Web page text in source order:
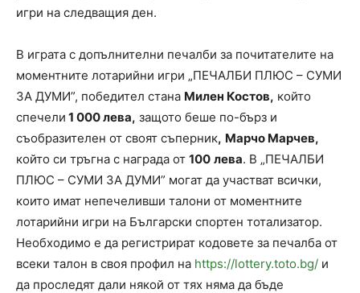
игри на следващия ден.
В играта с допълнителни печалби за почитателите на
моментните лотарийни игри „ПЕЧАЛБИ ПЛЮС – СУМИ
ЗА ДУМИ”, победител стана Милен Костов, който
спечели 1 000 лева, защото беше по-бърз и
съобразителен от своят съперник, Марчо Марчев,
който си тръгна с награда от 100 лева. В „ПЕЧАЛБИ
ПЛЮС – СУМИ ЗА ДУМИ” могат да участват всички,
които имат непечеливши талони от моментните
лотарийни игри на Български спортен тотализатор.
Необходимо е да регистрират кодовете за печалба от
всеки талон в своя профил на https://lottery.toto.bg/ и
да проследят дали някой от тях няма да бъде